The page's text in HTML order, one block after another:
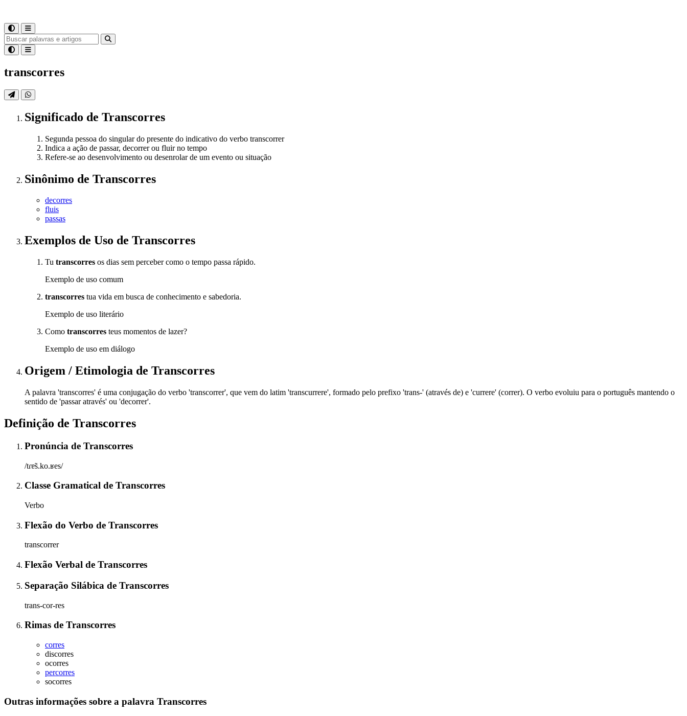
transcorres
Significado de Transcorres
Segunda pessoa do singular do presente do indicativo do verbo transcorrer
Indica a ação de passar, decorrer ou fluir no tempo
Refere-se ao desenvolvimento ou desenrolar de um evento ou situação
Sinônimo de Transcorres
decorres
fluis
passas
Exemplos de Uso de Transcorres
Tu transcorres os dias sem perceber como o tempo passa rápido.
Exemplo de uso comum
transcorres tua vida em busca de conhecimento e sabedoria.
Exemplo de uso literário
Como transcorres teus momentos de lazer?
Exemplo de uso em diálogo
Origem / Etimologia de Transcorres
A palavra 'transcorres' é uma conjugação do verbo 'transcorrer', que vem do latim 'transcurrere', formado pelo prefixo 'trans-' (através de) e 'currere' (correr). O verbo evoluiu para o português mantendo o
sentido de 'passar através' ou 'decorrer'.
Definição de Transcorres
Pronúncia de Transcorres
/tɾɐ̃s.ko.ʁes/
Classe Gramatical de Transcorres
Verbo
Flexão do Verbo de Transcorres
transcorrer
Flexão Verbal de Transcorres
Separação Silábica de Transcorres
trans-cor-res
Rimas de Transcorres
corres
discorres
ocorres
percorres
socorres
Outras informações sobre a palavra Transcorres